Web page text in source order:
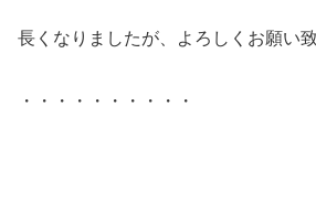
長くなりましたが、よろしくお願い致
・・・・・・・・・・